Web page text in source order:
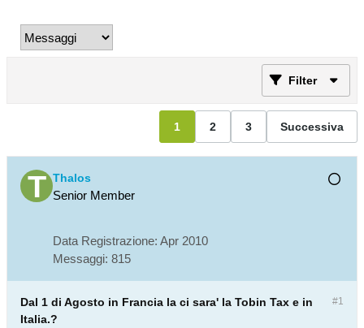
Filter
1 2 3 Successiva
Thalos
Senior Member
Data Registrazione: Apr 2010
Messaggi: 815
#1
Dal 1 di Agosto in Francia la ci sara' la Tobin Tax e in
Italia.?